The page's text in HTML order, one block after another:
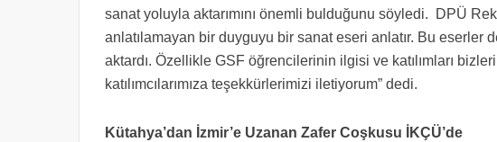
sanat yoluyla aktarımını önemli bulduğunu söyledi. DPÜ
anlatılamayan bir duyguyu bir sanat eseri anlatır. Bu eserler
aktardı. Özellikle GSF öğrencilerinin ilgisi ve katılımları
katılımcılarımıza teşekkürlerimizi iletiyorum” dedi.
Kütahya’dan İzmir’e Uzanan Zafer Coşkusu İKÇÜ’de